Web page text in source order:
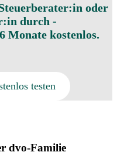
oder
durch -​
Monate kostenlos.
testen
dvo-Familie